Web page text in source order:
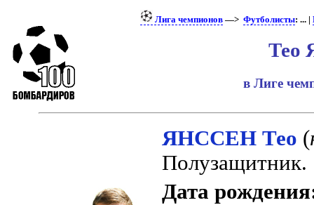
Лига чемпионов —> Футболисты: ... |
Тео
в Лиге
ЯНССЕН Тео (
Полузащитник.
Дата